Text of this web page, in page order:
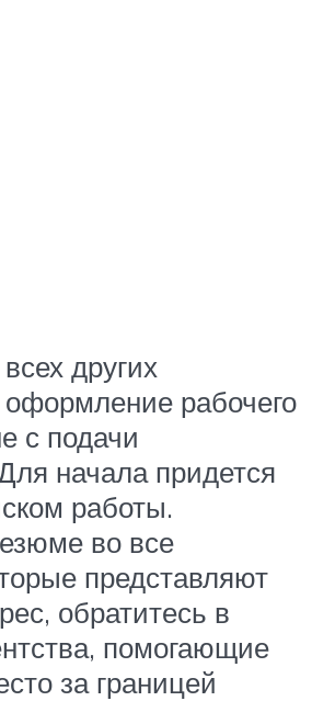
других
рабочего
с подачи
начала придется
работы.
во все
представляют
обратитесь в
помогающие
за границей